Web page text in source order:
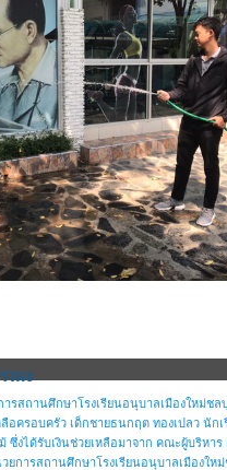
ณะ
รสถานศึกษาโรงเรียนอนุบาลเมืองใหม่ชล
อครอบครัว เด็กชายธนกฤต ทองเปลว นัก
ซึ่งได้รับเงินช่วยเหลือมาจาก คณะผู้บริหาร
การสถานศึกษาโรงเรียนอนุบาลเมืองให